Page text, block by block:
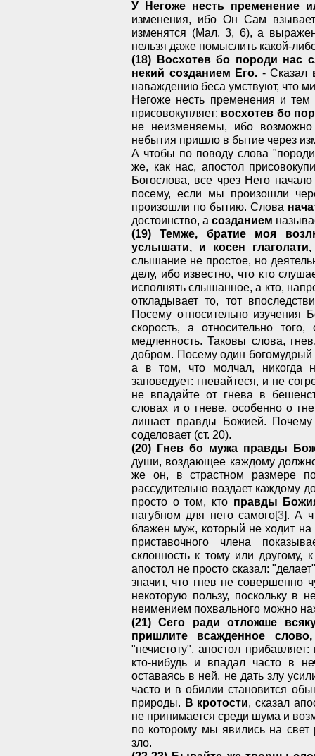
У Негоже несть пременение
изменения, ибо Он Сам
изменятся (Мал. 3, 6), а
нельзя даже помыслить какой-
(18) Восхотев бо породи нас
некий созданием Его. - Сказал
наваждению беса умствуют, что
Негоже несть пременения и тем
присовокупляет: восхотев бо
не неизменяемы, ибо
небытия пришло в бытие через
А чтобы по поводу слова
же, как нас, апостол
Богослова, все чрез Него
посему, если мы произошли
произошли по бытию. Слова
достоинство, а созданием
(19) Темже, братие моя
услышати, и косен
слышание не простое, но
делу, ибо известно, что кто
исполнять слышанное, а кто,
откладывает то, тот
Посему относительно изучения
скорость, а относительно
медленность. Таковы слова,
добром. Посему один богомудрый
а в том, что молчал, никогда
заповедует: гневайтеся, и не
не впадайте от гнева в
словах и о гневе, особенно о
лишает правды Божией.
соделовает (ст. 20).
(20) Гнев бо мужа правды
души, воздающее каждому
же он, в страстном размере
рассудительно воздает каждому
просто о том, кто правды
пагубном для него самого[3]. А
блажен муж, который не ходит
приставочного члена
склонность к тому или другому,
апостол не просто сказал:
значит, что гнев не совершенно
некоторую пользу, поскольку
неимением похвального можно
(21) Сего ради отложше
пришлите всажденное
"нечистоту", апостол прибавляет:
кто-нибудь и впадал часто в
оставаясь в ней, не дать злу
часто и в обилии становится
природы. В кротости, сказал
не принимается среди шума и
по которому мы явились на
зло.